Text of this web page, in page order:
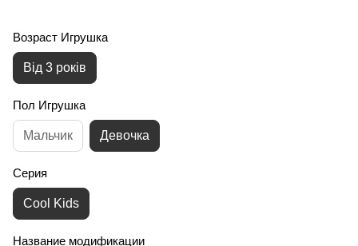
Возраст Игрушка
Від 3 років
Пол Игрушка
Мальчик Девочка
Серия
Cool Kids
Название модификации